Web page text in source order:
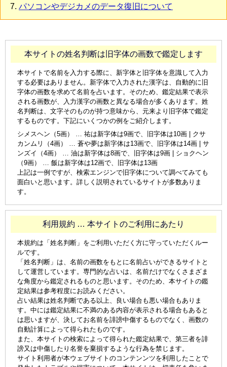
パソコンやデジカメのデータ復旧について
本サイトの姓名判断は旧字体の画数で鑑定します
本サイトで名前を入力する際に、新字体と旧字体を意識して入力
する必要はありません。新字体で入力された漢字は、自動的に旧
字体の画数を求めて名前を占います。そのため、鑑定結果で表示
される画数が、入力漢字の画数と異なる場合が多くあります。姓
名判断は、文字そのものが持つ意味から、元来より旧字体で鑑定
するものです。下記にいくつかの例をご紹介します。
シメスヘン（5画） … 祐は新字体は9画で、旧字体は10画 | クサ
カンムリ（4画） … 蒼や夢は新字体は13画で、旧字体は14画 | サ
ンズイ（4画） … 油は新字体は8画で、旧字体は9画 | ショクヘン
（9画） … 飯は新字体は12画で、旧字体は13画
上記は一例ですが、検索エンジンで旧字体について調べてみても
面白いと思います。詳しく説明されているサイトが多数ありま
す。
利用規約 … 本サイトのご利用にあたり
本規約は「姓名判断」をご利用いただく方に守っていただくルー
ルです。
「姓名判断」は、名前の画数をもとに名前占いができるサイトと
して運営しています。専門的な占いは、名前だけでなくさまざま
な角度から鑑定されるものと思います。そのため、本サイトの鑑
定結果は参考程度にお読みください。
占い結果は姓名判断である以上、良い場合も悪い場合もありま
す。中には鑑定結果に不満のある内容が表示される場合もあると
は思いますが、決してお名前を誹謗中傷するものでなく、画数の
自動計算によって得られたものです。
また、本サイトの検索によって得られた鑑定結果で、第三者を誹
謗又は中傷したり名誉を棄損するような行為を禁じます。
サイト利用者が本ウェブサイトのコンテンンツを利用したことで